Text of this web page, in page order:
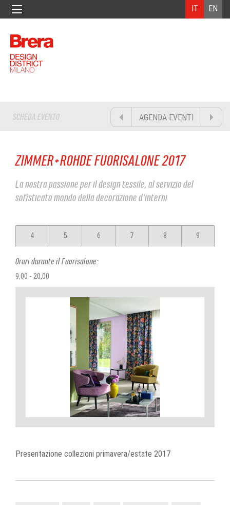
EN
IT
SCHEDA EVENTO AGENDA EVENTI
ZIMMER+ROHDE FUORISALONE 2017
La nostra passione per il design tessile, al servizio del
sofisticato mondo della decorazione d'interni
4 5 6 7 8 9
Orari durante il Fuorisalone:
9,00 - 20,00
Presentazione collezioni primavera/estate 2017